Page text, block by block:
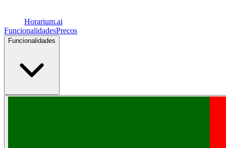
Horarium.ai
FuncionalidadesPreços
Funcionalidades